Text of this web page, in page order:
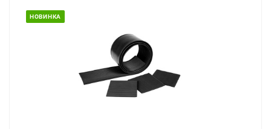
НОВИНКА